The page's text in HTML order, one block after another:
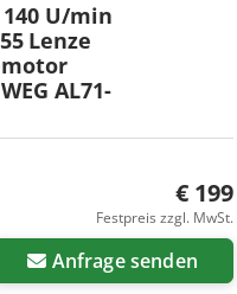
U/min
Lenze
AL71-
€ 199
Festpreis zzgl. MwSt.
Anfrage senden